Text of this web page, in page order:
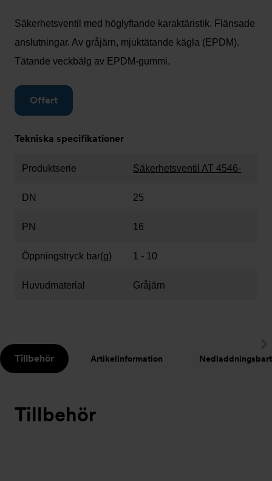
Säkerhetsventil med höglyftande karaktäristik. Flänsade
anslutningar. Av gråjärn, mjuktätande kägla (EPDM).
Tätande veckbälg av EPDM-gummi.
Offert
Tekniska specifikationer
Produktserie Säkerhetsventil AT 4546-
DN 25
PN 16
Öppningstryck bar(g) 1 - 10
Huvudmaterial Gråjärn
Tillbehör Artikelinformation Nedladdningsbart
Tillbehör